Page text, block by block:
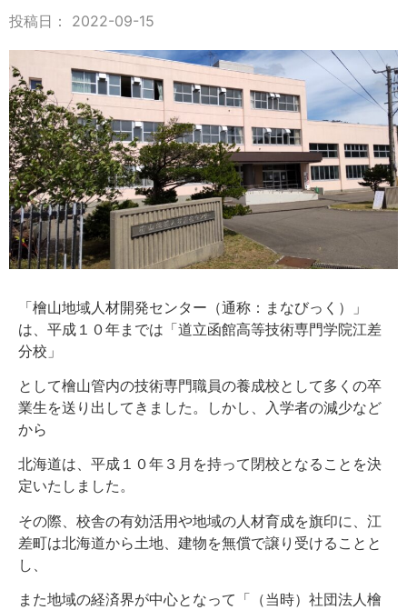
投稿日： 2022-09-15
「檜山地域人材開発センター（通称：まなびっく）」
は、平成１０年までは「道立函館高等技術専門学院江差
分校」
として檜山管内の技術専門職員の養成校として多くの卒
業生を送り出してきました。しかし、入学者の減少など
から
北海道は、平成１０年３月を持って閉校となることを決
定いたしました。
その際、校舎の有効活用や地域の人材育成を旗印に、江
差町は北海道から土地、建物を無償で譲り受けることと
し、
また地域の経済界が中心となって「（当時）社団法人檜